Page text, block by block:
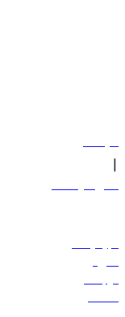
سياساتنا
|
الشروط والأحكام
حجز الرحلات
العروض
الوجهات
الأمتعة